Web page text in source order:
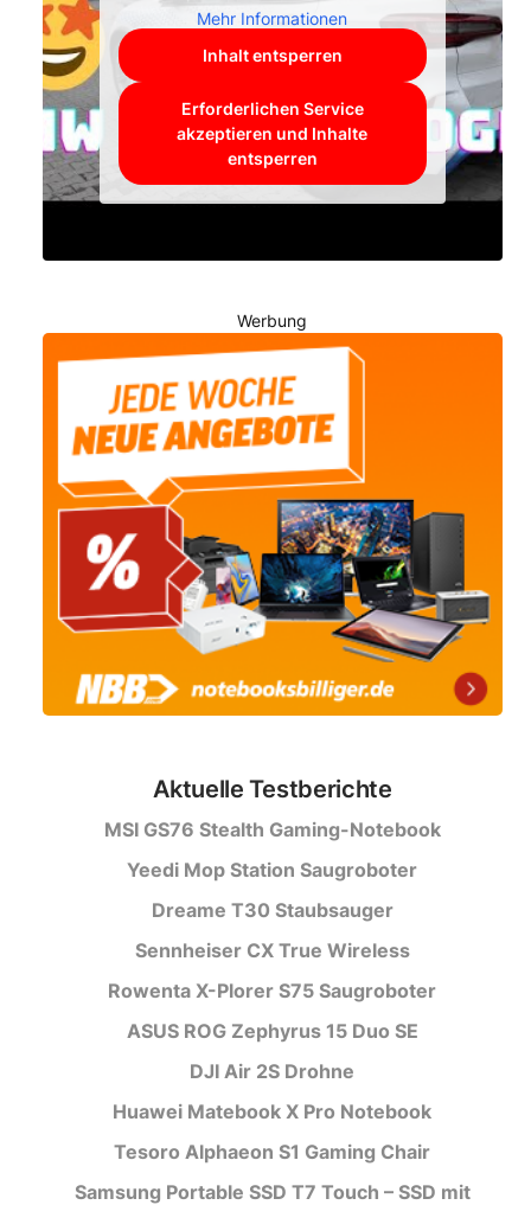
Mehr Informationen
Inhalt entsperren
Erforderlichen Service
akzeptieren und Inhalte
entsperren
Werbung
Aktuelle Testberichte
MSI GS76 Stealth Gaming-Notebook
Yeedi Mop Station Saugroboter
Dreame T30 Staubsauger
Sennheiser CX True Wireless
Rowenta X-Plorer S75 Saugroboter
ASUS ROG Zephyrus 15 Duo SE
DJI Air 2S Drohne
Huawei Matebook X Pro Notebook
Tesoro Alphaeon S1 Gaming Chair
Samsung Portable SSD T7 Touch – SSD mit